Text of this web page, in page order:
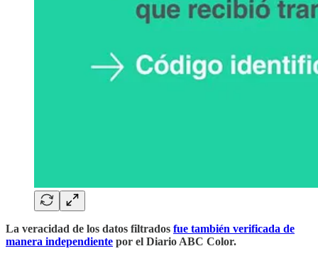
La veracidad de los datos filtrados fue también verificada de
manera independiente por el Diario ABC Color.